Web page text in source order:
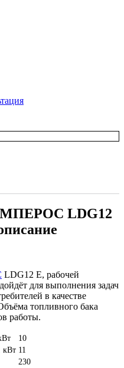
АМПЕРОС LDG12
LDG12 E, рабочей
для выполнения задач
в качестве
топливного бака
работы.
10
кВт 11
230